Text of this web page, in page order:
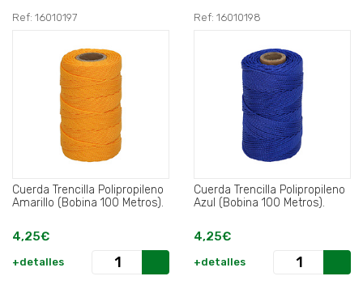
Ref: 16010197
Cuerda Trencilla Polipropileno
Amarillo (Bobina 100 Metros).
4,25€
+detalles
Ref: 16010198
Cuerda Trencilla Polipropileno
Azul (Bobina 100 Metros).
4,25€
+detalles